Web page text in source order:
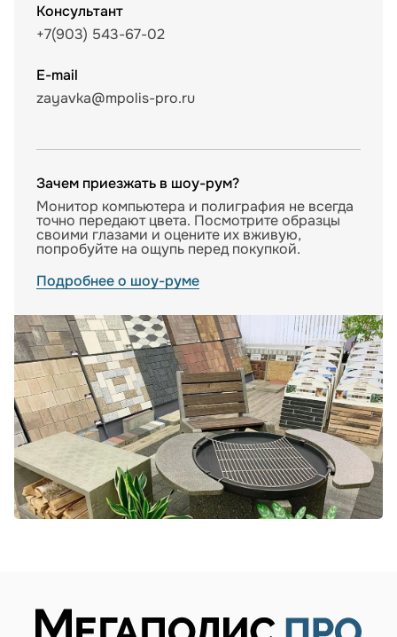
Консультант
+7(903) 543-67-02
E-mail
zayavka@mpolis-pro.ru
Зачем приезжать в шоу-рум?
Монитор компьютера и полиграфия не всегда
точно передают цвета. Посмотрите образцы
своими глазами и оцените их вживую,
попробуйте на ощупь перед покупкой.
Подробнее о шоу-руме